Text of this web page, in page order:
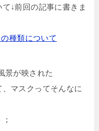
↓前回の記事に書きま
種類について
景が映された
マスクってそんなに